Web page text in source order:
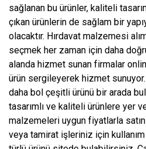
sağlanan bu ürünler, kaliteli
çıkan ürünlerin de sağlam bir
olacaktır. Hırdavat malzemesi
seçmek her zaman için daha
alanda hizmet sunan firmalar
ürün sergileyerek hizmet
daha bol çeşitli ürünü bir arada
tasarımlı ve kaliteli ürünlere yer
malzemeleri uygun fiyatlarla
veya tamirat işleriniz için